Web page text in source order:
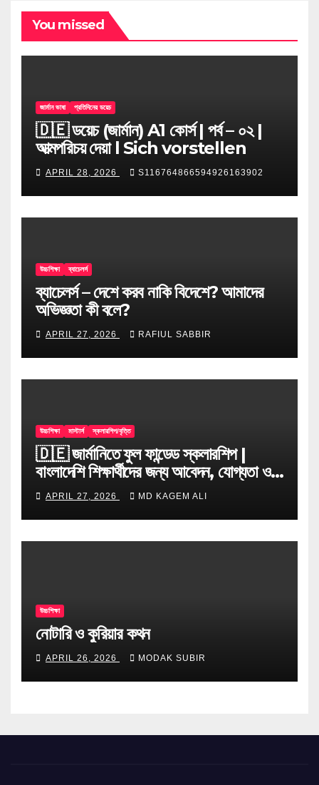
You missed
জার্মান ভাষা প্রতিদিনের ডয়েচ
🇩🇪 ডয়েচ (জার্মান) A1 কোর্স | পর্ব – ০২ |
আত্মপরিচয় দেয়া l Sich vorstellen
APRIL 28, 2026 S116764866594926163902
উচ্চশিক্ষা ব্যাচেলর্স
ব্যাচেলর্স – দেশে করব নাকি বিদেশে? আমাদের
অভিজ্ঞতা কী বলে?
APRIL 27, 2026 RAFIUL SABBIR
উচ্চশিক্ষা মাস্টার্স স্কলারশিপ/বৃত্তি
🇩🇪 জার্মানিতে ফুল ফান্ডেড স্কলারশিপ |
বাংলাদেশি শিক্ষার্থীদের জন্য আবেদন, যোগ্যতা ও
টিপস
APRIL 27, 2026 MD KAGEM ALI
উচ্চশিক্ষা
নোটারি ও কুরিয়ার কথন
APRIL 26, 2026 MODAK SUBIR